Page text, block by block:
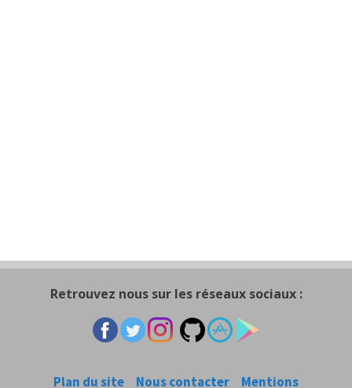
Retrouvez nous sur les réseaux sociaux :
Plan du site Nous contacter Mentions